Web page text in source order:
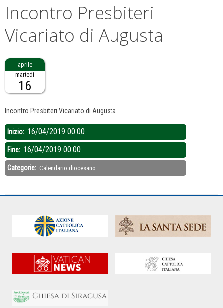
Incontro Presbiteri
Vicariato di Augusta
martedì
16
Incontro Presbiteri Vicariato di Augusta
Inizio: 16/04/2019 00:00
Fine: 16/04/2019 00:00
Categorie: Calendario diocesano